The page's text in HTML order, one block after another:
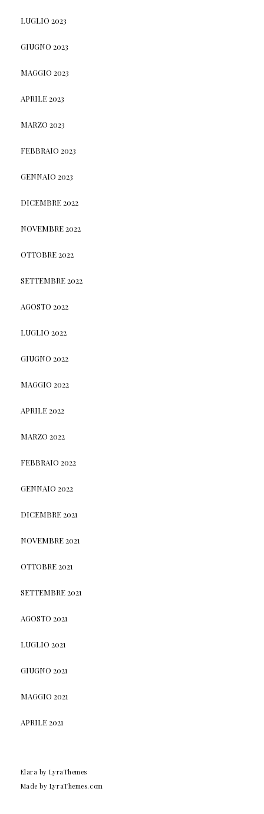
LUGLIO 2023
GIUGNO 2023
MAGGIO 2023
APRILE 2023
MARZO 2023
FEBBRAIO 2023
GENNAIO 2023
DICEMBRE 2022
NOVEMBRE 2022
OTTOBRE 2022
SETTEMBRE 2022
AGOSTO 2022
LUGLIO 2022
GIUGNO 2022
MAGGIO 2022
APRILE 2022
MARZO 2022
FEBBRAIO 2022
GENNAIO 2022
DICEMBRE 2021
NOVEMBRE 2021
OTTOBRE 2021
SETTEMBRE 2021
AGOSTO 2021
LUGLIO 2021
GIUGNO 2021
MAGGIO 2021
APRILE 2021
Elara by LyraThemes
Made by LyraThemes.com